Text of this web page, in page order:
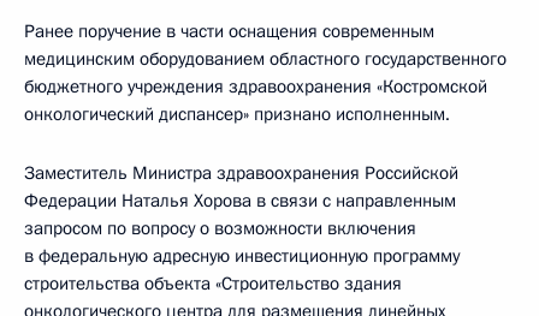
Ранее поручение в части оснащения современным
медицинским оборудованием областного государственного
бюджетного учреждения здравоохранения «Костромской
онкологический диспансер» признано исполненным.
Заместитель Министра здравоохранения Российской
Федерации Наталья Хорова в связи с направленным
запросом по вопросу о возможности включения
в федеральную адресную инвестиционную программу
строительства объекта «Строительство здания
онкологического центра для размещения линейных